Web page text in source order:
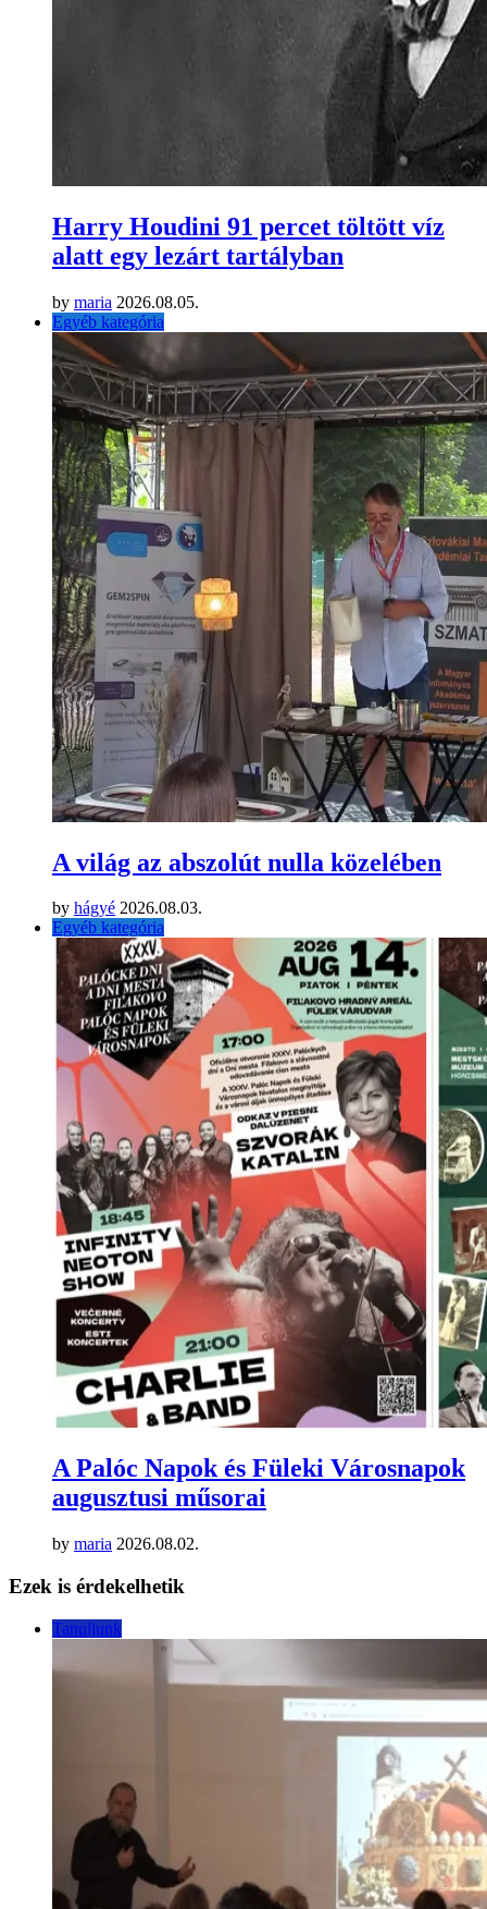
Harry Houdini 91 percet töltött víz
alatt egy lezárt tartályban
by maria 2026.08.05.
Egyéb kategória
A világ az abszolút nulla közelében
by hágyé 2026.08.03.
Egyéb kategória
A Palóc Napok és Füleki Városnapok
augusztusi műsorai
by maria 2026.08.02.
Ezek is érdekelhetik
Tanuljunk